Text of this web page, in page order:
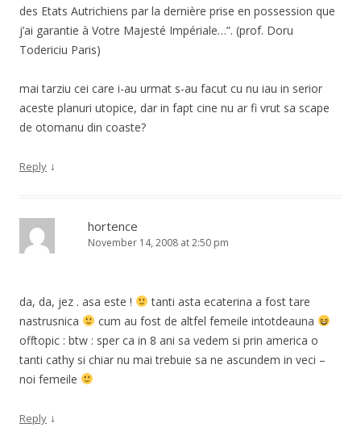
des Etats Autrichiens par la dernière prise en possession que
j’ai garantie à Votre Majesté Impériale…”. (prof. Doru
Todericiu Paris)
mai tarziu cei care i-au urmat s-au facut cu nu iau in serior
aceste planuri utopice, dar in fapt cine nu ar fi vrut sa scape
de otomanu din coaste?
Reply ↓
hortence
November 14, 2008 at 2:50 pm
da, da, jez . asa este !
tanti asta ecaterina a fost tare
nastrusnica
cum au fost de altfel femeile intotdeauna
offtopic : btw : sper ca in 8 ani sa vedem si prin america o
tanti cathy si chiar nu mai trebuie sa ne ascundem in veci –
noi femeile
Reply ↓